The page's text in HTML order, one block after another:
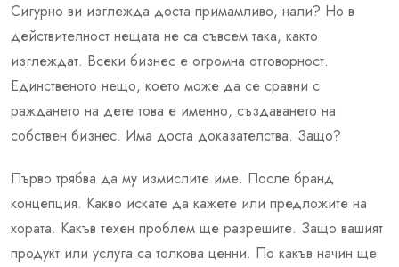
Сигурно ви изглежда доста примамливо, нали? Но в
действителност нещата не са съвсем така, както
изглеждат. Всеки бизнес е огромна отговорност.
Единственото нещо, което може да се сравни с
раждането на дете това е именно, създаването на
собствен бизнес. Има доста доказателства. Защо?
Първо трябва да му измислите име. После бранд
концепция. Какво искате да кажете или предложите на
хората. Какъв техен проблем ще разрешите. Защо вашият
продукт или услуга са толкова ценни. По какъв начин ще